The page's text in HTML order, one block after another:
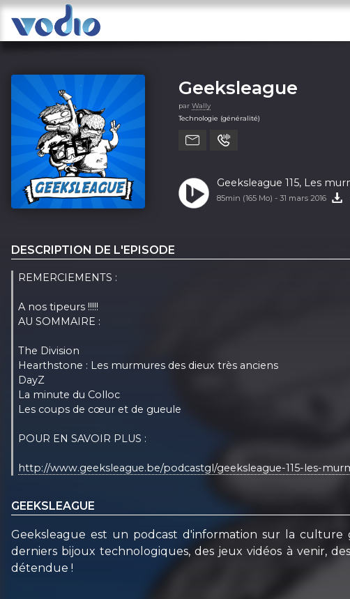
Geeksleague
par Wally
Technologie (généralité)
Geeksleague 115, Les
85min (165 Mo) - 31 mars 2016
DESCRIPTION DE L'EPISODE
REMERCIEMENTS :
A nos tipeurs !!!!!
AU SOMMAIRE :
The Division
Hearthstone : Les murmures des dieux très anciens
DayZ
La minute du Colloc
Les coups de cœur et de gueule
POUR EN SAVOIR PLUS :
http://www.geeksleague.be/podcastgl/geeksleague-115-les-
GEEKSLEAGUE
Geeksleague est un podcast d'information sur la culture
derniers bijoux technologiques, des jeux vidéos à venir,
détendue !